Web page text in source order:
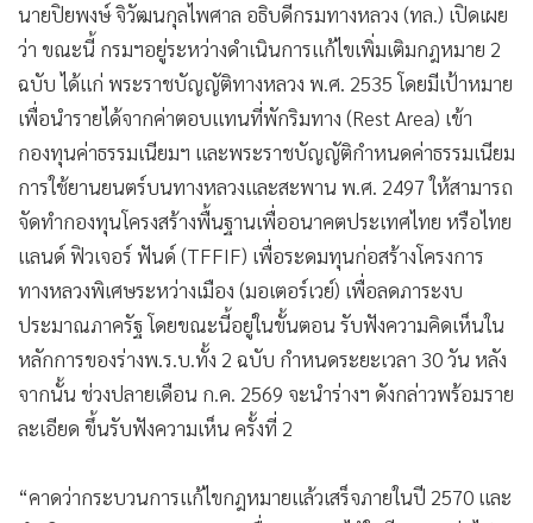
นายปิยพงษ์ จิวัฒนกุลไพศาล อธิบดีกรมทางหลวง (ทล.) เปิดเผย
ว่า ขณะนี้ กรมฯอยู่ระหว่างดำเนินการแก้ไขเพิ่มเติมกฎหมาย 2
ฉบับ ได้แก่ พระราชบัญญัติทางหลวง พ.ศ. 2535 โดยมีเป้าหมาย
เพื่อนำรายได้จากค่าตอบแทนที่พักริมทาง (Rest Area) เข้า
กองทุนค่าธรรมเนียมฯ และพระราชบัญญัติกำหนดค่าธรรมเนียม
การใช้ยานยนตร์บนทางหลวงและสะพาน พ.ศ. 2497 ให้สามารถ
จัดทำกองทุนโครงสร้างพื้นฐานเพื่ออนาคตประเทศไทย หรือไทย
แลนด์ ฟิวเจอร์ ฟันด์ (TFFIF) เพื่อระดมทุนก่อสร้างโครงการ
ทางหลวงพิเศษระหว่างเมือง (มอเตอร์เวย์) เพื่อลดภาระงบ
ประมาณภาครัฐ โดยขณะนี้อยู่ในขั้นตอน รับฟังความคิดเห็นใน
หลักการของร่างพ.ร.บ.ทั้ง 2 ฉบับ กำหนดระยะเวลา 30 วัน หลัง
จากนั้น ช่วงปลายเดือน ก.ค. 2569 จะนำร่างฯ ดังกล่าวพร้อมราย
ละเอียด ขึ้นรับฟังความเห็น ครั้งที่ 2
“คาดว่ากระบวนการแก้ไขกฎหมายแล้วเสร็จภายในปี 2570 และ